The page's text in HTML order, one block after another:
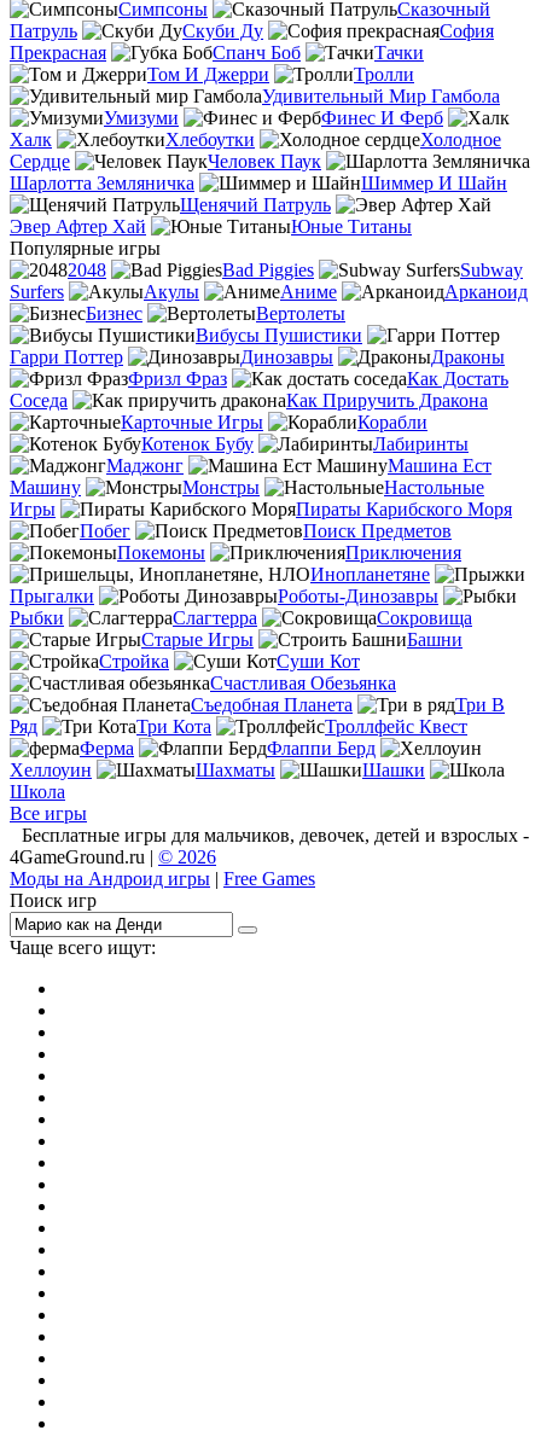
Симпсоны
Сказочный
Патруль
Скуби Ду
София
Прекрасная
Спанч Боб
Тачки
Том И Джерри
Тролли
Удивительный Мир Гамбола
Умизуми
Финес И Ферб
Халк
Хлебоутки
Холодное
Сердце
Человек Паук
Шарлотта Земляничка
Шиммер И Шайн
Щенячий Патруль
Эвер Афтер Хай
Юные Титаны
Популярные игры
2048
Bad Piggies
Subway
Surfers
Акулы Аниме
Арканоид
Бизнес
Вертолеты
Вибусы Пушистики
Гарри Поттер
Динозавры
Драконы
Фризл Фраз
Как Достать
Соседа
Как Приручить Дракона
Карточные Игры
Корабли
Котенок Бубу
Лабиринты
Маджонг
Машина Ест
Машину
Монстры
Настольные
Игры
Пираты Карибского Моря
Побег
Поиск Предметов
Покемоны
Приключения
Инопланетяне
Прыгалки
Роботы-Динозавры
Рыбки
Слагтерра
Сокровища
Старые Игры
Башни
Стройка
Суши Кот
Счастливая Обезьянка
Съедобная Планета
Три В
Ряд
Три Кота
Троллфейс Квест
Ферма
Флаппи Берд
Хеллоуин
Шахматы
Шашки
Школа
Все игры
Бесплатные игры для мальчиков, девочек, детей и взрослых -
4GameGround.ru | © 2026
Моды на Андроид игры | Free Games
Поиск игр
Чаще всего ищут: